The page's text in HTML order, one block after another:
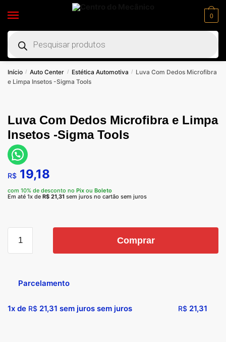
0
Início / Auto Center / Estética Automotiva /
Luva Com Dedos Microfibra
e Limpa Insetos -Sigma Tools
Luva Com Dedos Microfibra e Limpa
Insetos -Sigma Tools
R$ 19,18
com 10% de desconto no Pix ou Boleto
Em até 1x de R$ 21,31 sem juros no cartão sem juros
Comprar
Parcelamento
1x de R$ 21,31 sem juros sem juros R$ 21,31